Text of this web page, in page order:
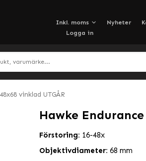
Nyheter
Logga in
vinklad UTGÅR
Hawke
Förstoring: 16-48x
Objektivdiameter: 68 mm